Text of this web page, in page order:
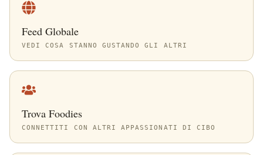
Feed Globale
VEDI COSA STANNO GUSTANDO GLI ALTRI
Trova Foodies
CONNETTITI CON ALTRI APPASSIONATI DI CIBO